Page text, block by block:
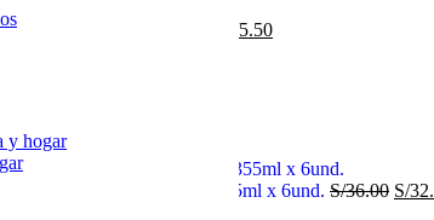
y hogar
Manzana 355ml
5.50
al carrito
Lata Sabor Manzana 355ml x 6und. S/36.00 S/